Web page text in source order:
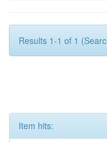
Results 1-1 of 1
Item hits: